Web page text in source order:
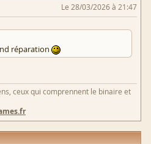
Le 28/03/2026 à 21:47
réparation
ceux qui comprennent le binaire et